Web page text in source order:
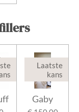
Laatste
kans
Gaby